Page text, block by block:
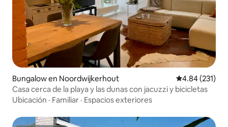
Bungalow en Noordwijkerhout Calificación
4.84 (231)
Casa cerca de la playa y las dunas con jacuzzi y bicicletas
Ubicación · Familiar · Espacios exteriores